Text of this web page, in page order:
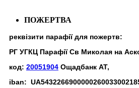
ПОЖЕРТВА
реквізити парафії для пожертв:
РГ УГКЦ Парафії Св Миколая на
код: 20051904 Ощадбанк АТ,
iban: